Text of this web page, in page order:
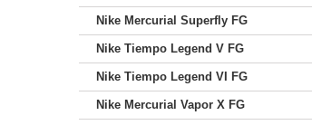
Nike Mercurial Superfly FG
Nike Tiempo Legend V FG
Nike Tiempo Legend VI FG
Nike Mercurial Vapor X FG